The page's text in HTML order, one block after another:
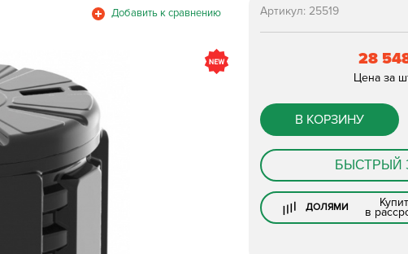
Артикул:25519
28
Цена за
В КОРЗИНУ
БЫСТРЫЙ
ДОЛЯМИ в